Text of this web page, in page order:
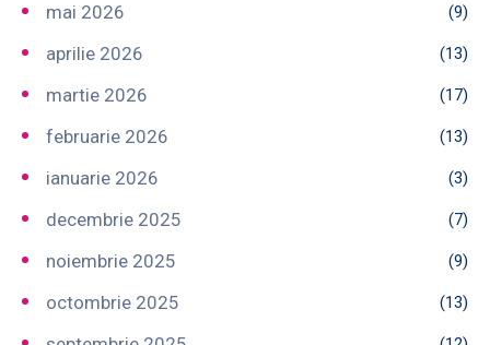
mai 2026 (9)
aprilie 2026 (13)
martie 2026 (17)
februarie 2026 (13)
ianuarie 2026 (3)
decembrie 2025 (7)
noiembrie 2025 (9)
octombrie 2025 (13)